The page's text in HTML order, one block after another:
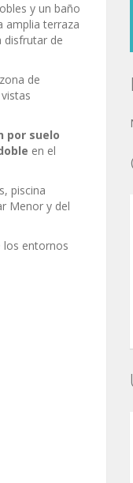
y un baño
amplia terraza
disfrutar de
de
por suelo
en el
piscina
Menor y del
los entornos